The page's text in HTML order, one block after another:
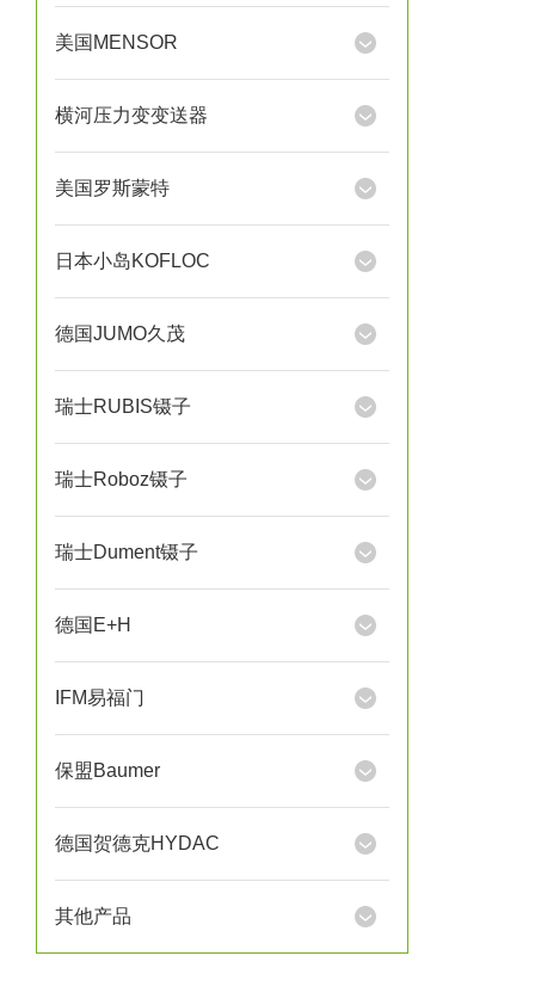
美国MENSOR
横河压力变变送器
美国罗斯蒙特
日本小岛KOFLOC
德国JUMO久茂
瑞士RUBIS镊子
瑞士Roboz镊子
瑞士Dument镊子
德国E+H
IFM易福门
保盟Baumer
德国贺德克HYDAC
其他产品